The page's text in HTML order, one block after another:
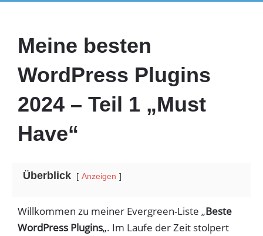
Meine besten
WordPress Plugins
2024 – Teil 1 „Must
Have“
Überblick Anzeigen
Willkommen zu meiner Evergreen-Liste „Beste
WordPress Plugins„. Im Laufe der Zeit stolpert